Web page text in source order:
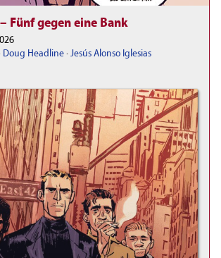
Fünf gegen eine Bank
Doug Headline · Jesús Alonso Iglesias